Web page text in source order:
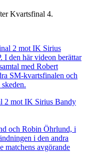
Kvartsfinal 4.
2 mot IK Sirius Bandy
och Robin Öhrlund, i
i den andra
matchens avgörande